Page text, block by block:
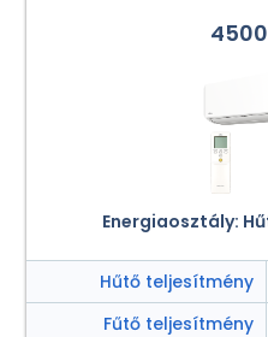
Energiaosztály:
Hűtő teljesítmény
Fűtő teljesítmény